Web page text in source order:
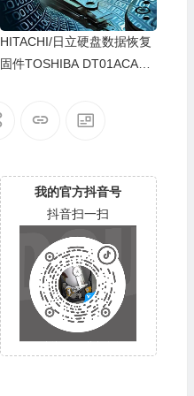
HITACHI/日立硬盘数据恢复
固件TOSHIBA DT01ACA10
我的官方抖音号
抖音扫一扫